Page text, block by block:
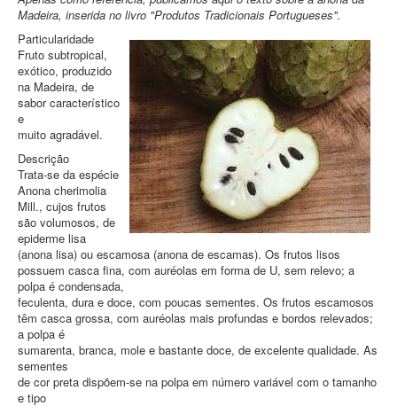
Madeira, inserida no livro "Produtos Tradicionais Portugueses".
Particularidade
Fruto subtropical,
exótico, produzido
na Madeira, de
sabor característico
e
muito agradável.
Descrição
Trata-se da espécie
Anona cherimolia
Mill., cujos frutos
são volumosos, de
epiderme lisa
(anona lisa) ou escamosa (anona de escamas). Os frutos lisos
possuem casca fina, com auréolas em forma de U, sem relevo; a
polpa é condensada,
feculenta, dura e doce, com poucas sementes. Os frutos escamosos
têm casca grossa, com auréolas mais profundas e bordos relevados;
a polpa é
sumarenta, branca, mole e bastante doce, de excelente qualidade. As
sementes
de cor preta dispõem-se na polpa em número variável com o tamanho
e tipo